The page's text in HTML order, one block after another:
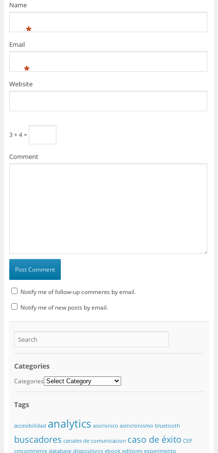
Name
*
Email
*
Website
3 + 4 =
Comment
Notify me of follow-up comments by email.
Notify me of new posts by email.
Categories
Categories
Tags
accesibilidad analytics asicronico asincronismo bluetooth
buscadores canales de comunicacion caso de éxito CEP
cmcommerce database dispositivos ebook editores experimento